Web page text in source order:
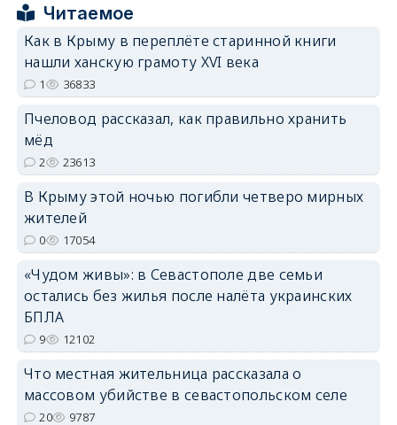
erid: 2SDnjdPjgYS
erid: 2SDnjdvhGXG
Читаемое
Как в Крыму в переплёте старинной книги
нашли ханскую грамоту XVI века
1 36833
Пчеловод рассказал, как правильно хранить
мёд
2 23613
В Крыму этой ночью погибли четверо мирных
жителей
0 17054
«Чудом живы»: в Севастополе две семьи
остались без жилья после налёта украинских
БПЛА
9 12102
Что местная жительница рассказала о
массовом убийстве в севастопольском селе
20 9787